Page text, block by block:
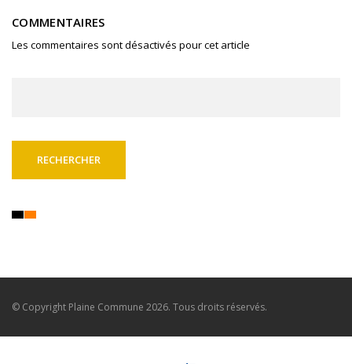
COMMENTAIRES
Les commentaires sont désactivés pour cet article
© Copyright Plaine Commune 2026. Tous droits réservés.